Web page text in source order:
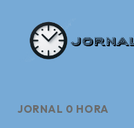
JORNAL 0 HORA